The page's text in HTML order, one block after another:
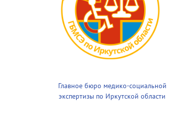
Главное бюро медико-социальной
экспертизы по Иркутской области